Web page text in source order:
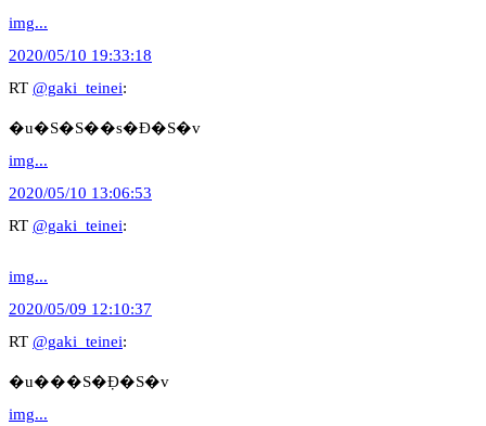
img...
2020/05/10 19:33:18
RT @gaki_teinei:
�u�S�S��s�Ɖ�S�v
img...
2020/05/10 13:06:53
RT @gaki_teinei:
img...
2020/05/09 12:10:37
RT @gaki_teinei:
�u���S�݂Ɖ�S�v
img...